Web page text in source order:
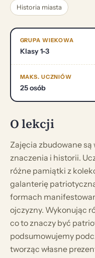
Historia miasta
GRUPA WIEKOWA
Klasy 1-3
MAKS. UCZNIÓW
25 osób
O lekcji
Zajęcia zbudowane są
znaczenia i historii.
różne pamiątki z
galanterię
formach
ojczyzny. Wykonując
co to znaczy być
podsumowujemy
tworząc własne